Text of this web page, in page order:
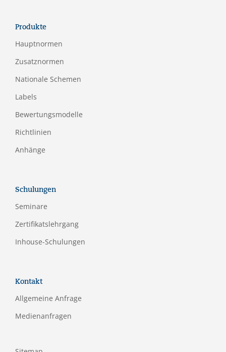
Produkte
Hauptnormen
Zusatznormen
Nationale Schemen
Labels
Bewertungsmodelle
Richtlinien
Anhänge
Schulungen
Seminare
Zertifikatslehrgang
Inhouse-Schulungen
Kontakt
Allgemeine Anfrage
Medienanfragen